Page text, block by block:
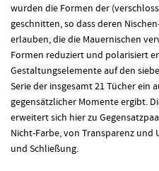
wurden die Formen der
geschnitten, so dass deren
erlauben, die die Mauernischen
Formen reduziert und polarisiert
Gestaltungselemente auf den
Serie der insgesamt 21 Tücher ein
gegensätzlicher Momente ergibt.
erweitert sich hier zu
Nicht-Farbe, von Transparenz
und Schließung.